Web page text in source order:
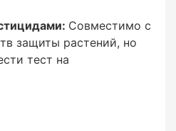
Совместимо с
защиты растений, но
тест на